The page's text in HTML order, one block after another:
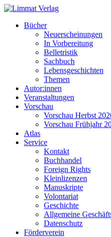
Bücher
Neuerscheinungen
In Vorbereitung
Belletristik
Sachbuch
Lebensgeschichten
Themen
Autor:innen
Veranstaltungen
Vorschau
Vorschau Herbst
Vorschau Frühjahr
Atlas
Service
Kontakt
Buchhandel
Foreign Rights
Kleinlizenzen
Manuskripte
Volontariat
Geschichte
Allgemeine
Datenschutz
Förderverein